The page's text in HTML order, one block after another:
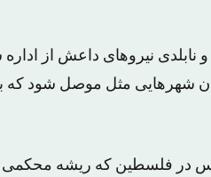
نیروهای داعش از
شهرهایی مثل موصل شود
در فلسطین که ریشه محکمی